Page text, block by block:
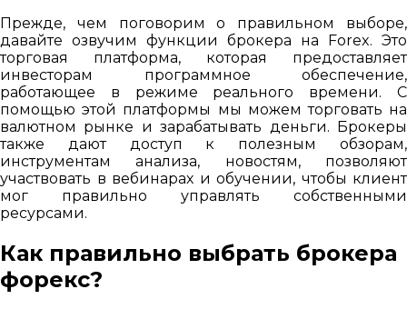
Прежде, чем поговорим о правильном выборе,
давайте озвучим функции брокера на Forex. Это
торговая платформа, которая предоставляет
инвесторам программное обеспечение,
работающее в режиме реального времени. С
помощью этой платформы мы можем торговать на
валютном рынке и зарабатывать деньги. Брокеры
также дают доступ к полезным обзорам,
инструментам анализа, новостям, позволяют
участвовать в вебинарах и обучении, чтобы клиент
мог правильно управлять собственными
ресурсами.
Как правильно выбрать брокера
форекс?